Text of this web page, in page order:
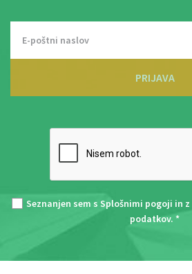
PRIJAVA
Seznanjen sem s Splošnimi pogoji in z
podatkov. *